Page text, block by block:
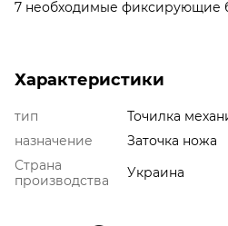
7 необходимые фиксирующие
Характеристики
тип
Точилка
назначение
Заточка ножа
Страна
производства
Украина